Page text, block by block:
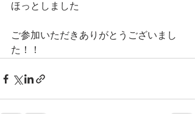
ほっとしました
ご参加いただきありがとうございまし
た！！